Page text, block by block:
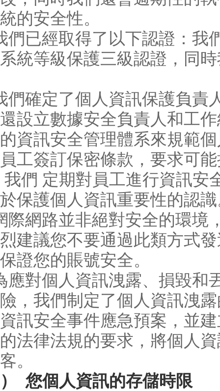
的安全性。
們已經取得了以下認證：我
統等級保護三級認證，同
們確定了個人資訊保護負責
設立數據安全負責人和工
資訊安全管理體系來規範
工簽訂保密條款，要求可
我們 定期對員工進行資訊安
保護個人資訊重要性的認
際網路並非絕對安全的環境
建議您不要通過此類方式
證您的賬號安全。
應對個人資訊洩露、損毀和
，我們制定了個人資訊洩
訊安全事件應急預案，並
法律法規的要求，將個人
。
您個人資訊的存儲時限